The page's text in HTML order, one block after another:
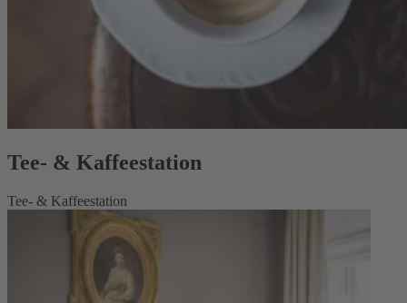
Tee- & Kaffeestation
Tee- & Kaffeestation